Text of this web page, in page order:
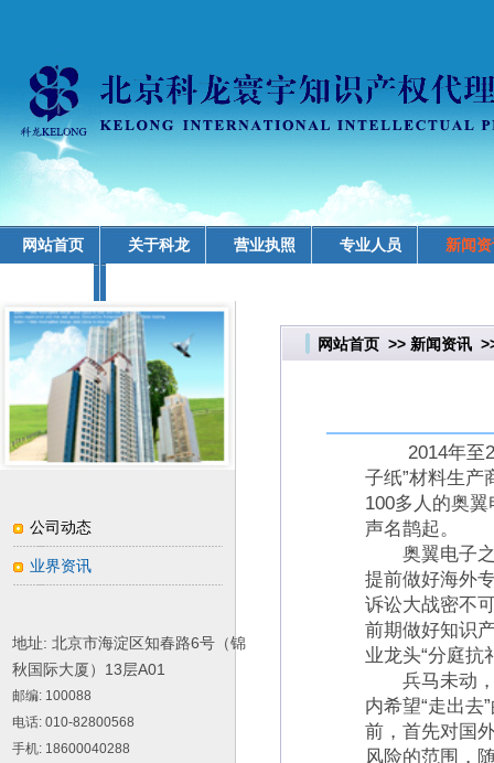
网站首页 关于科龙 营业执照 专业人员 新闻
公司动态
业界资讯
地址: 北京市海淀区知春路6号（锦
秋国际大厦）13层A01
邮编: 100088
电话: 010-82800568
手机: 18600040288
网站首页 >> 新闻资讯
2014年至
子纸”材料生产
100多人的奥
声名鹊起。
奥翼电子之
提前做好海外
诉讼大战密不
前期做好知识
业龙头“分庭抗
兵马未动，
内希望“走出去
前，首先对国
风险的范围，